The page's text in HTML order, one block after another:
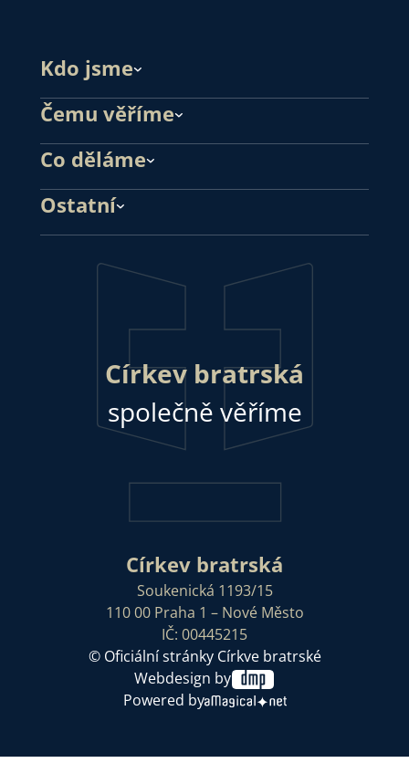
Kdo jsme
Čemu věříme
Co děláme
Ostatní
Církev bratrská
společně věříme
Církev bratrská
Soukenická 1193/15
110 00 Praha 1 – Nové Město
IČ: 00445215
© Oficiální stránky Církve bratrské
Webdesign by
Powered by